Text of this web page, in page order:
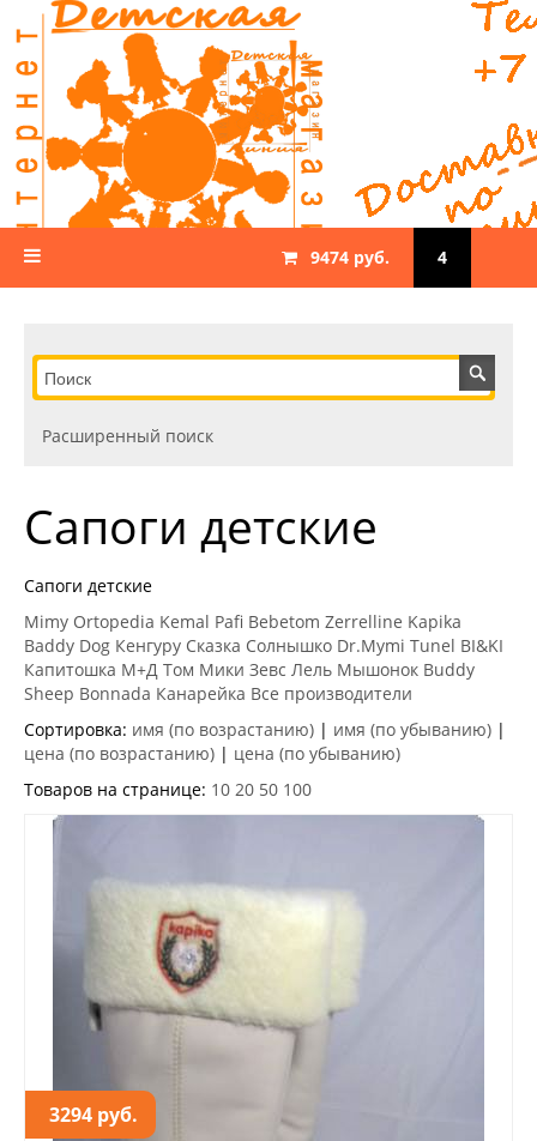
4
9474 руб.
Расширенный поиск
Сапоги детские
Сапоги детские
Mimy Ortopedia Kemal Pafi Bebetom Zerrelline Kapika
Baddy Dog Кенгуру Сказка Солнышко Dr.Mymi Tunel BI&KI
Капитошка М+Д Том Мики Зевс Лель Мышонок Buddy
Sheep Bonnada Канарейка Все производители
Сортировка: имя (по возрастанию) | имя (по убыванию) |
цена (по возрастанию) | цена (по убыванию)
Товаров на странице: 10 20 50 100
3294 руб.